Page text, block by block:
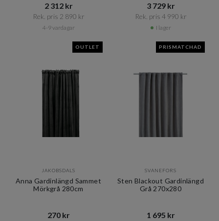
2 312 kr​​
Rek. pris 2 890 kr​​
4-9 vardagar
3 729 kr​​
Rek. pris 4 990 kr​​
I lager
OUTLET
JAKOBSDALS
Anna Gardinlängd Sammet
Mörkgrå 280cm
270 kr​​
PRISMATCHAD
SVANEFORS
Sten Blackout Gardinlängd
Grå 270x280
1 695 kr​​